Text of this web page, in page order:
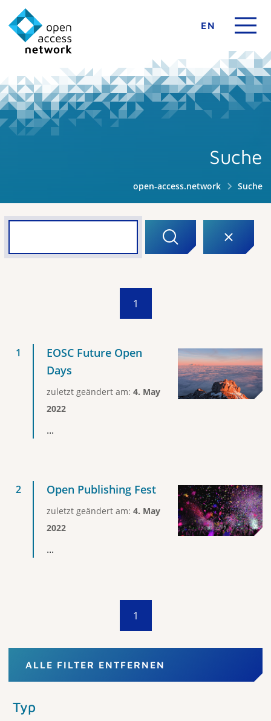
EN
Suche
open-access.network Suche
1
EOSC Future Open
Days
zuletzt geändert am: 4. May
2022
...
Open Publishing Fest
zuletzt geändert am: 4. May
2022
...
1
ALLE FILTER ENTFERNEN
Typ